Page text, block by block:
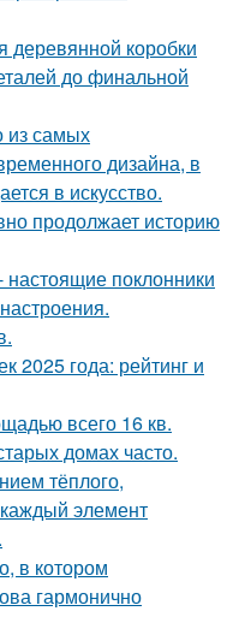
деревянной коробки
до финальной
из самых
дизайна, в
в искусство.
продолжает историю
настоящие поклонники
2025 года: рейтинг и
всего 16 кв.
домах часто.
тёплого,
каждый элемент
в котором
гармонично